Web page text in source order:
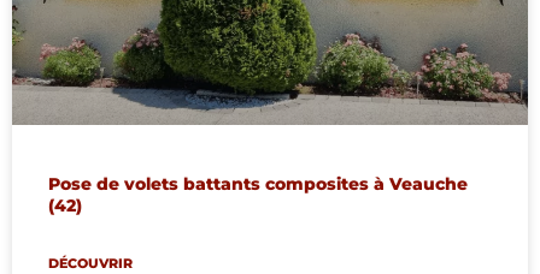
Pose de volets battants composites à Veauche
(42)
DÉCOUVRIR